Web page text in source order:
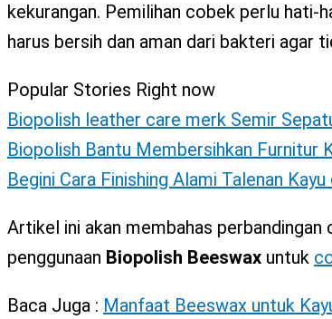
kekurangan. Pemilihan cobek perlu hati-
harus bersih dan aman dari bakteri agar
Popular Stories Right now
Biopolish leather care merk Semir
Biopolish Bantu Membersihkan Furnitur
Begini Cara Finishing Alami Talenan
Artikel ini akan membahas
penggunaan Biopolish Beeswax untuk
Baca Juga : Manfaat Beeswax untuk